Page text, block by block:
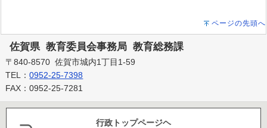
ページの先頭へ
佐賀県 教育委員会事務局 教育総務課
〒840-8570 佐賀市城内1丁目1-59
TEL：0952-25-7398
FAX：0952-25-7281
行政トップページヘ